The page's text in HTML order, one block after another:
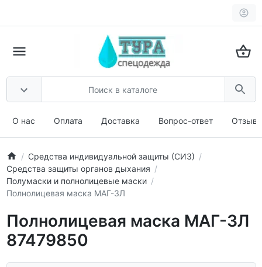
О нас Оплата Доставка Вопрос-ответ
Средства индивидуальной защиты (СИЗ)
Средства защиты органов дыхания
Полумаски и полнолицевые маски
Полнолицевая маска МАГ-3Л
Полнолицевая маска МАГ-3Л
87479850